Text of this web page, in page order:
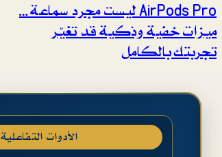
AirPods Pro ليست مجرد سماعة…
ميزات خفية وذكية قد تغيّر
تجربتك بالكامل
الأدوات التفاعلية